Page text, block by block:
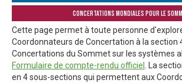
Concertations mondiales pour le
Cette page permet à toute personne
Coordonnateurs de Concertation à la section
Concertations du Sommet sur les systèmes
Formulaire de compte-rendu officiel
. La
en 4 sous-sections qui permettent aux